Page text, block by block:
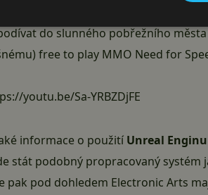
ze zatím posledního
do slunného pobřežního
free to play MMO Need for
youtu.be/Sa-YRBZDjFE
informace o použití Unreal
stát podobný propracovaný systém
pak pod dohledem Electronic Arts